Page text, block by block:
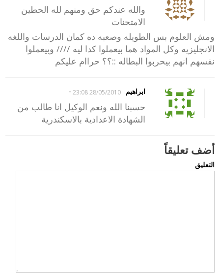
والله عندكم حق ومنهم لله الحطين
الامتحنات
ومش العلوم بس الطويله وصعبه ده كمان الدرسات واللغه
الانجليزيه وكل المواد هما بيعملوا كدا ليه //// وبيعملوا
نفسهم انهم بيحربوا البطاله ::؟؟ حراام عليكم
ابراهيم 28/05/2010 23:08
-
حسبنا الله ونعم الوكيل انا طالب من
الشهادة الاعدادية بالاسكندرية
أضف تعليقاً
التعليق